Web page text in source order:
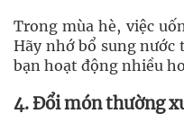
Trong mùa hè, việc
Hãy nhớ bổ sung
bạn hoạt động nhiều
4. Đổi món thường